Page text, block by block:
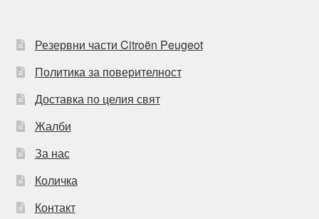
Резервни части Citroën Peugeot
Политика за поверителност
Доставка по целия свят
Жалби
За нас
Количка
Контакт